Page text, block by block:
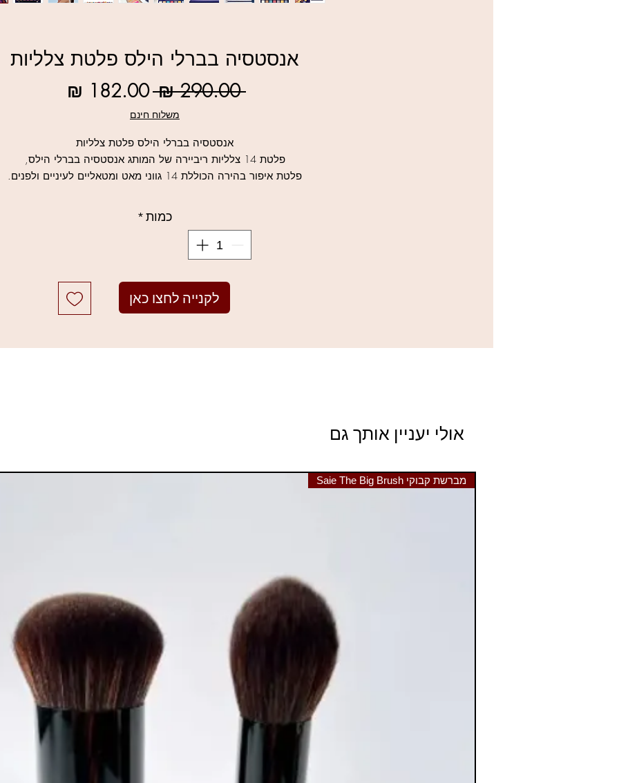
אנסטסיה בברלי הילס פלטת צלליות
‏290.00 ‏₪
מחיר
רגיל
משלוח חינם
אנסטסיה בברלי הילס פלטת צלליות
פלטת 14 צלליות ריביירה של המותג אנסטסיה בברלי הילס,
פלטת איפור בהירה הכוללת 14 גווני מאט ומטאליים לעיניים ולפנים.
טווח גוונים רחב המאפשר ליצור הכל, ממראה ניטרלי בגוון קריר וחם ועד
למראות עיניים בהירים נועזים, מראות גלאם נוצצים ועיניים מעושנות.
למוצרי אנסטסיה נוספים לחצו כאן
כמות *
לקנייה לחצו כאן
אולי יעניין אותך גם
מברשת קבוקי Saie The Big Brush